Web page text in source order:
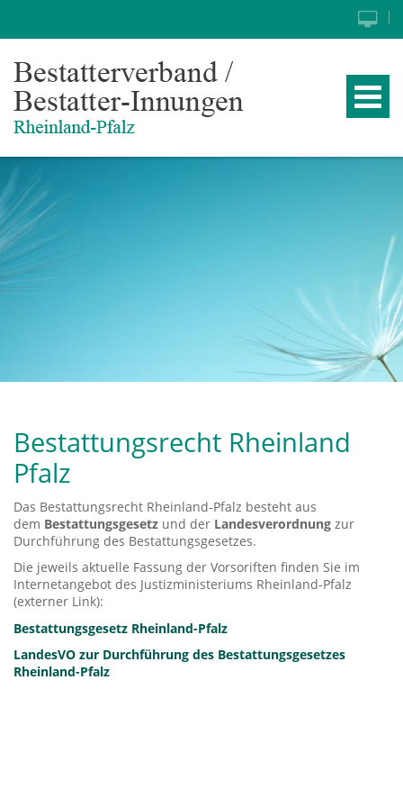
Bestattungsrecht Rheinland
Pfalz
Das Bestattungsrecht Rheinland-Pfalz besteht aus
dem Bestattungsgesetz und der Landesverordnung zur
Durchführung des Bestattungsgesetzes.
Die jeweils aktuelle Fassung der Vorsoriften finden Sie im
Internetangebot des Justizministeriums Rheinland-Pfalz
(externer Link):
Bestattungsgesetz Rheinland-Pfalz
LandesVO zur Durchführung des Bestattungsgesetzes
Rheinland-Pfalz